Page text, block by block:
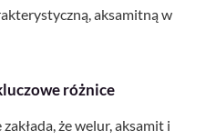
aksamitną w
różnice
że welur, aksamit i